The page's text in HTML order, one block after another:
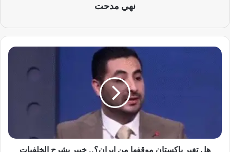
نهي مدحت
ه
ك
هل تغير باكستان موقفها من إيران؟.. خبير يشرح الخلفيات